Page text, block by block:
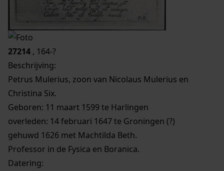
27214 , 164-?
Beschrijving:
Petrus Mulerius, zoon van Nicolaus Mulerius en
Christina Six.
Geboren: 11 maart 1599 te Harlingen
overleden: 14 februari 1647 te Groningen (?)
gehuwd 1626 met Machtilda Beth.
Professor in de Fysica en Boranica.
Datering: